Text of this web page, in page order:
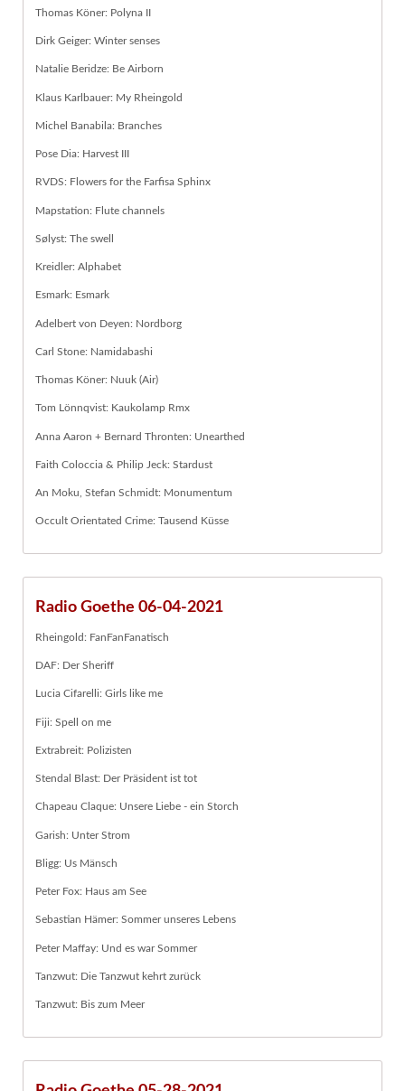
Thomas Köner: Polyna II
Dirk Geiger: Winter senses
Natalie Beridze: Be Airborn
Klaus Karlbauer: My Rheingold
Michel Banabila: Branches
Pose Dia: Harvest III
RVDS: Flowers for the Farfisa Sphinx
Mapstation: Flute channels
Sølyst: The swell
Kreidler: Alphabet
Esmark: Esmark
Adelbert von Deyen: Nordborg
Carl Stone: Namidabashi
Thomas Köner: Nuuk (Air)
Tom Lönnqvist: Kaukolamp Rmx
Anna Aaron + Bernard Thronten: Unearthed
Faith Coloccia & Philip Jeck: Stardust
An Moku, Stefan Schmidt: Monumentum
Occult Orientated Crime: Tausend Küsse
Radio Goethe 06-04-2021
Rheingold: FanFanFanatisch
DAF: Der Sheriff
Lucia Cifarelli: Girls like me
Fiji: Spell on me
Extrabreit: Polizisten
Stendal Blast: Der Präsident ist tot
Chapeau Claque: Unsere Liebe - ein Storch
Garish: Unter Strom
Bligg: Us Mänsch
Peter Fox: Haus am See
Sebastian Hämer: Sommer unseres Lebens
Peter Maffay: Und es war Sommer
Tanzwut: Die Tanzwut kehrt zurück
Tanzwut: Bis zum Meer